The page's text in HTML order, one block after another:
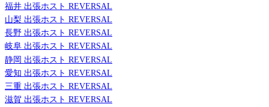
福井 出張ホスト REVERSAL
山梨 出張ホスト REVERSAL
長野 出張ホスト REVERSAL
岐阜 出張ホスト REVERSAL
静岡 出張ホスト REVERSAL
愛知 出張ホスト REVERSAL
三重 出張ホスト REVERSAL
滋賀 出張ホスト REVERSAL